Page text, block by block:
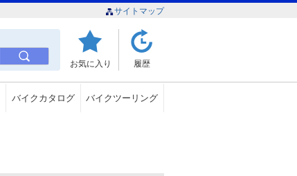
サイトマップ
お気に入り 履歴
バイクカタログ バイクツーリング